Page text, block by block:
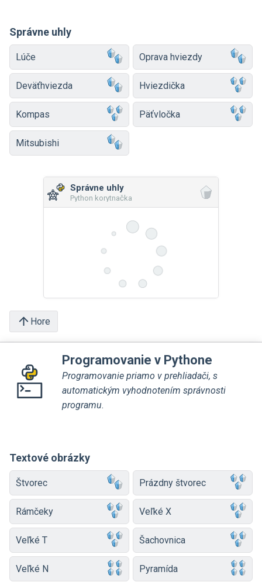
Správne uhly
Lúče Oprava hviezdy
Deväťhviezda Hviezdička
Kompas Päťvločka
Mitsubishi
Správne uhly
Python korytnačka
Hore
Programovanie v Pythone
Programovanie priamo v prehliadači, s
automatickým vyhodnotením správnosti
programu.
Textové obrázky
Štvorec Prázdny štvorec
Rámčeky Veľké X
Veľké T Šachovnica
Veľké N Pyramída